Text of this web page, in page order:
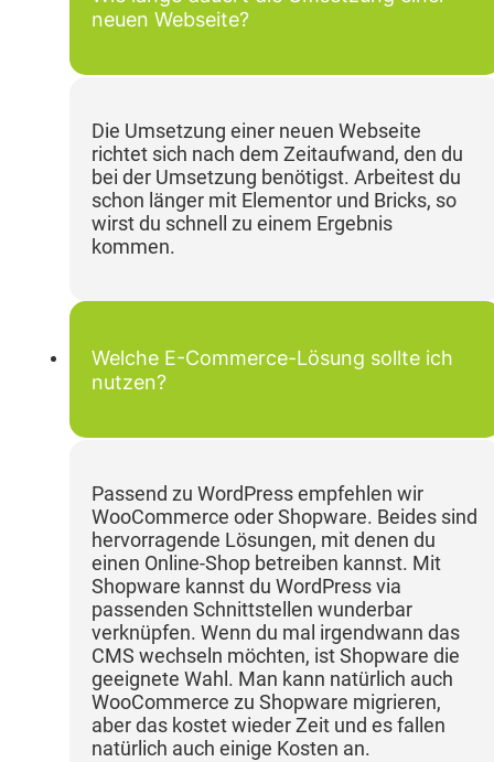
neuen Webseite?
Die Umsetzung einer neuen Webseite
richtet sich nach dem Zeitaufwand, den du
bei der Umsetzung benötigst. Arbeitest du
schon länger mit Elementor und Bricks, so
wirst du schnell zu einem Ergebnis
kommen.
Welche E-Commerce-Lösung sollte ich
nutzen?
Passend zu WordPress empfehlen wir
WooCommerce oder Shopware. Beides sind
hervorragende Lösungen, mit denen du
einen Online-Shop betreiben kannst. Mit
Shopware kannst du WordPress via
passenden Schnittstellen wunderbar
verknüpfen. Wenn du mal irgendwann das
CMS wechseln möchten, ist Shopware die
geeignete Wahl. Man kann natürlich auch
WooCommerce zu Shopware migrieren,
aber das kostet wieder Zeit und es fallen
natürlich auch einige Kosten an.